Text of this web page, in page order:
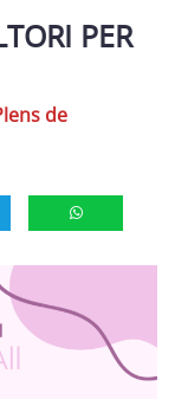
PER
de